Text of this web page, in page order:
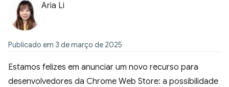
Aria Li
Publicado em 3 de março de 2025
Estamos felizes em anunciar um novo recurso para
desenvolvedores da Chrome Web Store: a possibilidade